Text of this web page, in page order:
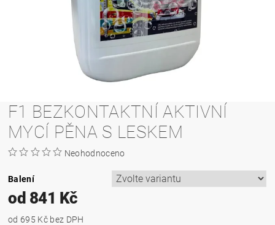
F1 BEZKONTAKTNÍ AKTIVNÍ
MYCÍ PĚNA S LESKEM
Neohodnoceno
Balení
od 841 Kč
od 695 Kč bez DPH